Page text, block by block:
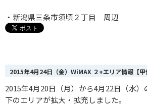
・新潟県三条市須頃２丁目 周辺
2015年4月24日（金）WiMAX ２+エリア情報【甲
2015年4月20日（月）から4月22日（水
下のエリアが拡大・拡充しました。